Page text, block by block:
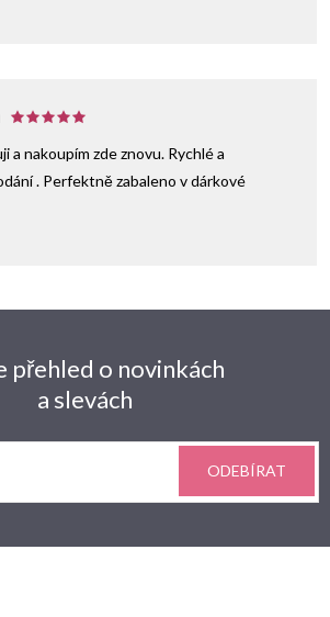
a nakoupím zde znovu. Rychlé a
. Perfektně zabaleno v dárkové
přehled o novinkách
a slevách
ODEBÍRAT